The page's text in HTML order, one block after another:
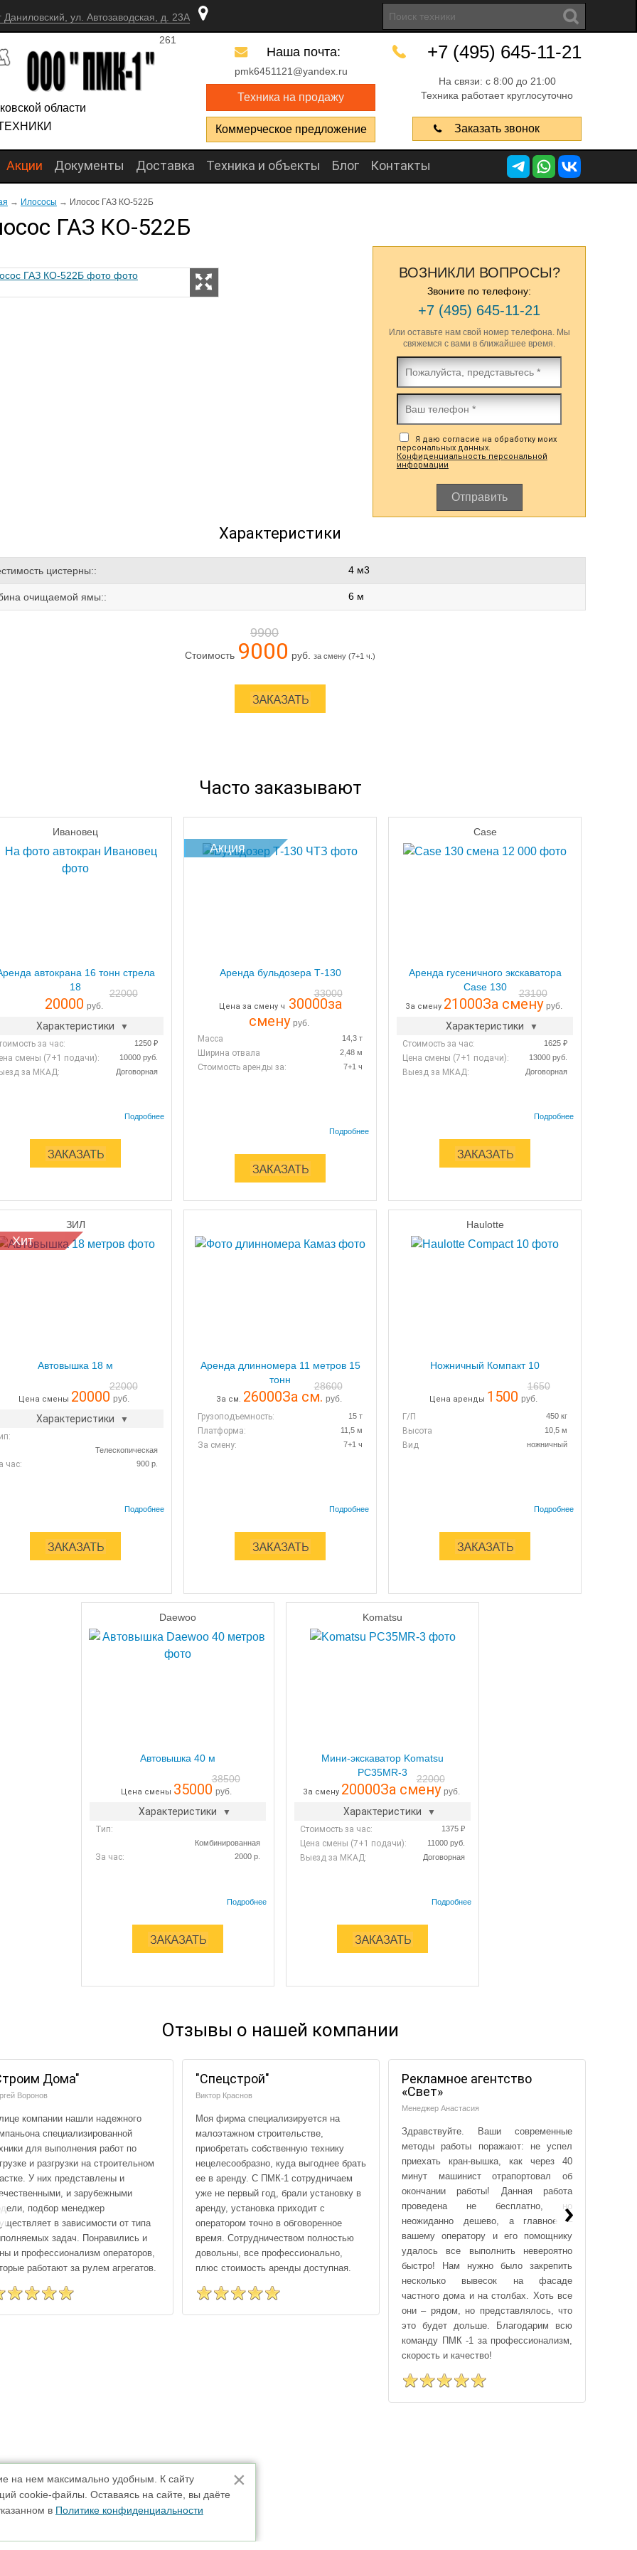
ул. Автозаводская, д. 23А
области
261
+7 (495) 645-11-21
На связи: с 8:00 до 21:00
Техника работает круглосуточно
Заказать звонок
Наша почта:
pmk6451121@yandex.ru
Техника на продажу
Коммерческое предложение
Акции Документы Доставка Техника и объекты Блог Контакты
→ Илососы → Илосос ГАЗ КО-522Б
ГАЗ КО-522Б
ВОЗНИКЛИ ВОПРОСЫ?
Звоните по телефону:
+7 (495) 645-11-21
Или оставьте нам свой номер телефона. Мы
свяжемся с вами в ближайшее время.
Я даю согласие на обработку моих
персональных данных.
Конфиденциальность персональной
информации
Отправить
Характеристики
цистерны:: 4 м3
очищаемой ямы:: 6 м
9900
Стоимость 9000 руб. за смену (7+1 ч.)
Часто заказывают
Ивановец
автокрана 16 тонн стрела
18
22000
20000 руб.
Характеристики
за час: 1250 ₽
смены (7+1 подачи): 10000 руб.
за МКАД: Договорная
Акция
Аренда бульдозера Т-130
33000
Цена за смену ч 30000за
смену руб.
Масса
14,3 т
Ширина отвала 2,48 м
Стоимость аренды за: 7+1 ч
Case
Аренда гусеничного экскаватора
Case 130
23100
За смену 21000За смену руб.
Характеристики
Стоимость за час: 1625 ₽
Цена смены (7+1 подачи): 13000 руб.
Выезд за МКАД: Договорная
Хит
ЗИЛ
Автовышка 18 м
22000
Цена смены 20000 руб.
Характеристики
Телескопическая
час: 900 р.
Аренда длинномера 11 метров 15
тонн
28600
За см. 26000За см. руб.
Грузоподъемность:
15 т
Платформа: 11,5 м
За смену: 7+1 ч
Haulotte
Ножничный Компакт 10
1650
Цена аренды 1500 руб.
Г/П
450 кг
Высота 10,5 м
Вид ножничный
Daewoo
Автовышка 40 м
38500
Цена смены 35000 руб.
Характеристики
Тип:
Комбинированная
За час: 2000 р.
Komatsu
Мини-экскаватор Komatsu
PC35MR-3
22000
За смену 20000За смену руб.
Характеристики
Стоимость за час: 1375 ₽
Цена смены (7+1 подачи): 11000 руб.
Выезд за МКАД: Договорная
Отзывы о нашей компании
Дома"
Воронов
компании нашли надежного
специализированной
для выполнения работ по
и разгрузки на строительном
У них представлены и
и зарубежными
подбор менеджер
в зависимости от типа
задач. Понравились и
и профессионализм операторов,
работают за рулем агрегатов.
"Спецстрой"
Виктор Краснов
Моя фирма специализируется на
малоэтажном строительстве,
приобретать собственную технику
нецелесообразно, куда выгоднее брать
ее в аренду. С ПМК-1 сотрудничаем
уже не первый год, брали установку в
аренду, установка приходит с
оператором точно в обговоренное
время. Сотрудничеством полностью
довольны, все профессионально,
плюс стоимость аренды доступная.
Рекламное агентство
«Свет»
Менеджер Анастасия
Здравствуйте. Ваши современные
методы работы поражают: не успел
приехать кран-вышка, как через 40
минут машинист отрапортовал об
окончании работы! Данная работа
проведена не бесплатно, но
неожиданно дешево, а главное –
вашему оператору и его помощнику
удалось все выполнить невероятно
быстро! Нам нужно было закрепить
несколько вывесок на фасаде
частного дома и на столбах. Хоть все
они – рядом, но представлялось, что
это будет дольше. Благодарим всю
команду ПМК -1 за профессионализм,
скорость и качество!
›
на нем максимально удобным. К cайту
cookie-файлы. Оставаясь на сайте, вы даёте
в Политике конфиденциальности
×